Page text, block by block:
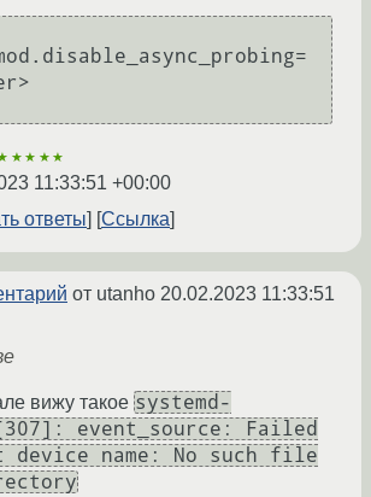
11:33:51 +00:00
ответы
Ссылка
от utanho 20.02.2023 11:33:51
вижу такое systemd-
event_source: Failed
device name: No such file